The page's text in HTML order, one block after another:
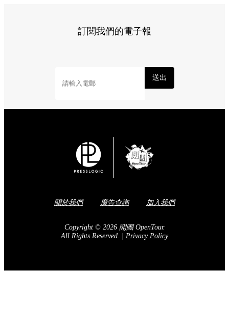
訂閱我們的電子報
送出
關於我們 廣告查詢 加入我們
Copyright © 2026 開團 OpenTour.
All Rights Reserved.
Privacy Policy